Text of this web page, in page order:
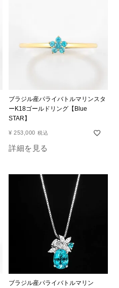
ブラジル産パライバトルマリンスタ
ーK18ゴールドリング【Blue
STAR】
¥ 253,000 税込
詳細を見る
ブラジル産パライバトルマリン